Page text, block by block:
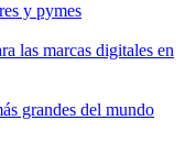
y pymes
las marcas digitales en
grandes del mundo